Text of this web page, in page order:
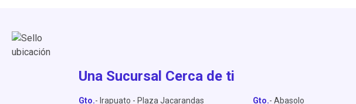
Una Sucursal Cerca de ti
Gto.- Irapuato - Plaza Jacarandas Gto.- Abasolo